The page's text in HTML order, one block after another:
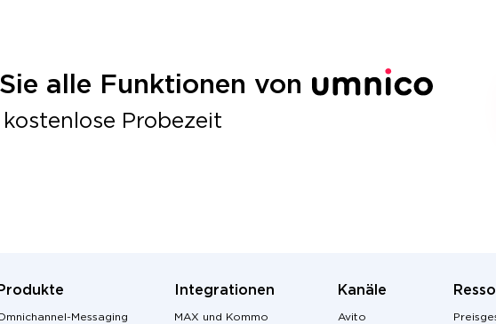
alle Funktionen von
Probezeit
Produkte
Messaging
Integrationen
MAX und Kommo
Kanäle
Avito